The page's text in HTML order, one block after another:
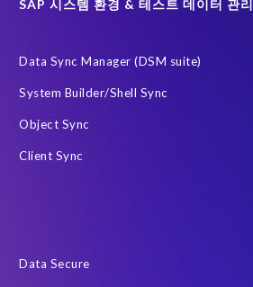
SAP 시스템 환경 & 테스트 데이터 관리
Data Sync Manager (DSM suite)
System Builder/Shell Sync
Object Sync
Client Sync
Data Secure